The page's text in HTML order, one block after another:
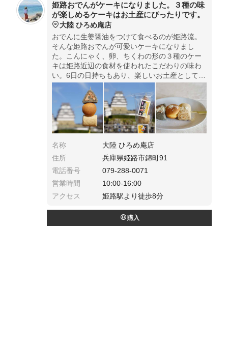
姫路おでんがケーキになりました。３種の味
が楽しめるケーキはお土産にぴったりです。
大陸 ひろめ庵店
おでんに生姜醤油をつけて食べるのが姫路流。
そんな姫路おでんが可愛いケーキになりまし
た。こんにゃく、卵、ちくわの形の３種のケー
キは姫路近辺の食材を使われたこだわりの味わ
い。6日の日持ちもあり、楽しいお土産として喜
ばれそうです。お城近くにお店があるので、姫
路城をバックに記念撮影しても楽しめますよ。
名称
大陸 ひろめ庵店
住所
兵庫県姫路市錦町91
電話番号
079-288-0071
営業時間
10:00-16:00
アクセス
姫路駅より徒歩8分
購入